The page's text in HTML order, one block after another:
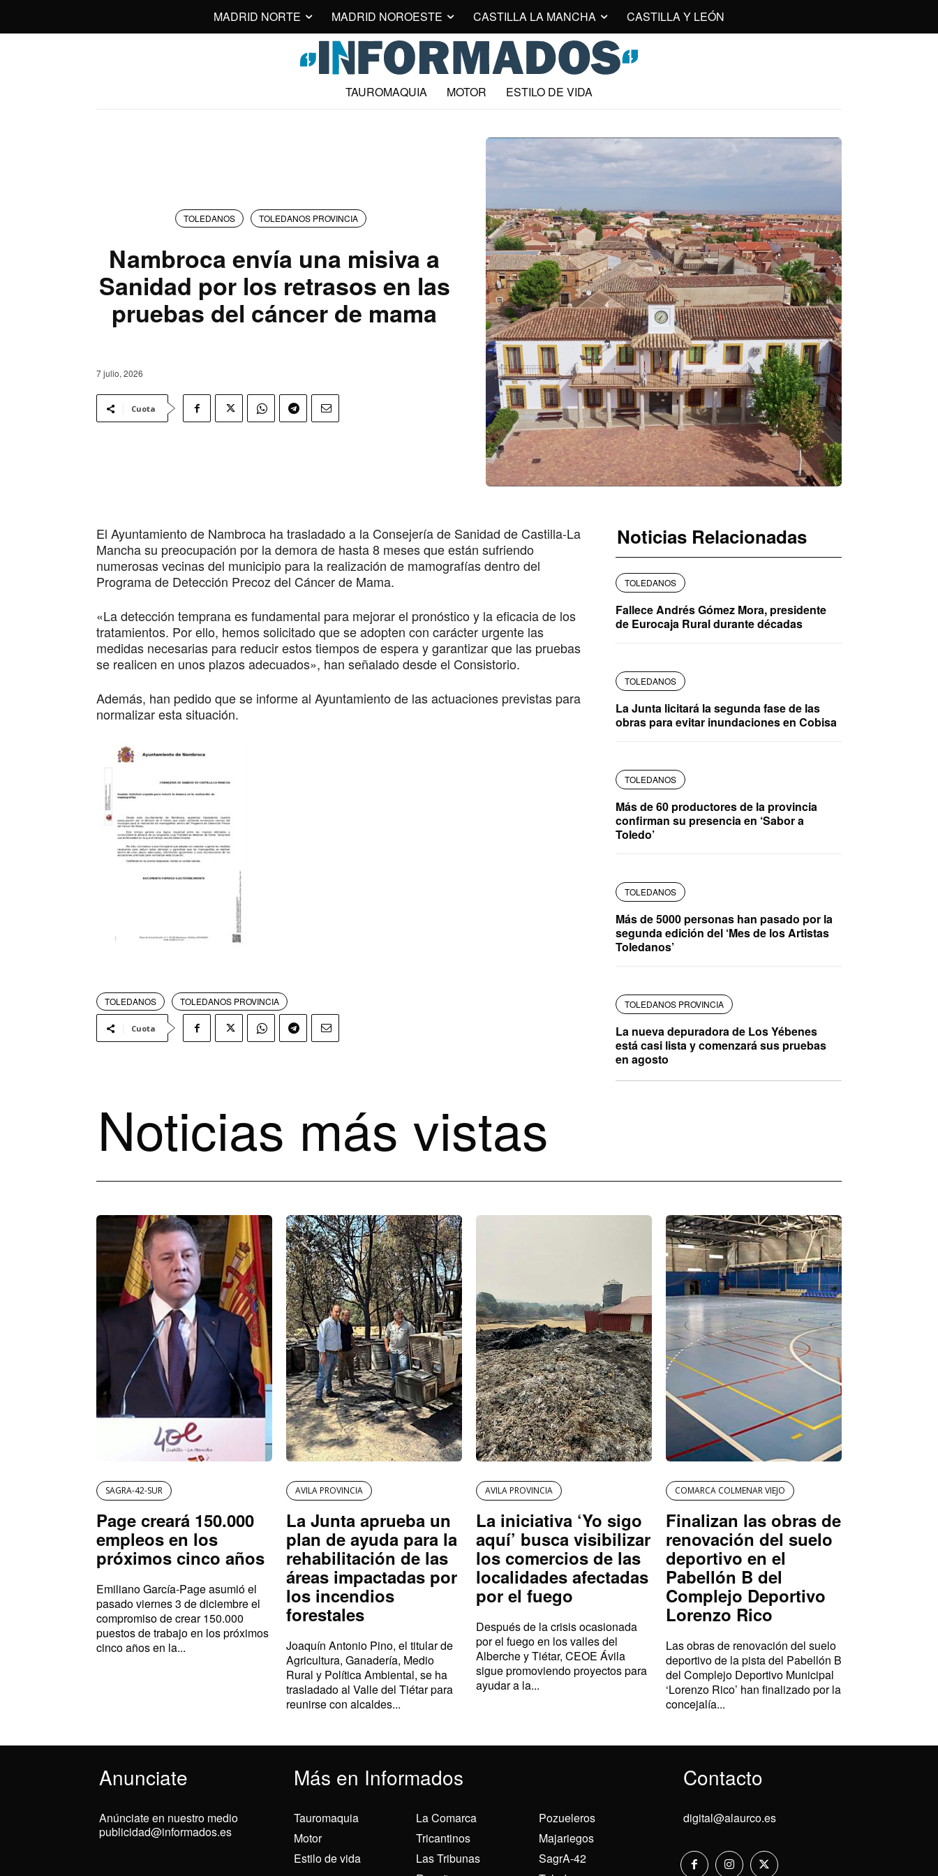
MADRID NORTE MADRID NOROESTE CASTILLA LA MANCHA CASTILLA Y LEÓN
TAUROMAQUIA MOTOR ESTILO DE VIDA
TOLEDANOS TOLEDANOS PROVINCIA
Nambroca envía una misiva a
Sanidad por los retrasos en las
pruebas del cáncer de mama
7 julio, 2026
Cuota
El Ayuntamiento de Nambroca ha trasladado a la Consejería de Sanidad de Castilla-La
Mancha su preocupación por la demora de hasta 8 meses que están sufriendo
numerosas vecinas del municipio para la realización de mamografías dentro del
Programa de Detección Precoz del Cáncer de Mama.
«La detección temprana es fundamental para mejorar el pronóstico y la eficacia de los
tratamientos. Por ello, hemos solicitado que se adopten con carácter urgente las
medidas necesarias para reducir estos tiempos de espera y garantizar que las pruebas
se realicen en unos plazos adecuados», han señalado desde el Consistorio.
Además, han pedido que se informe al Ayuntamiento de las actuaciones previstas para
normalizar esta situación.
TOLEDANOS TOLEDANOS PROVINCIA
Cuota
Noticias Relacionadas
TOLEDANOS
Fallece Andrés Gómez Mora, presidente
de Eurocaja Rural durante décadas
TOLEDANOS
La Junta licitará la segunda fase de las
obras para evitar inundaciones en Cobisa
TOLEDANOS
Más de 60 productores de la provincia
confirman su presencia en ‘Sabor a
Toledo’
TOLEDANOS
Más de 5000 personas han pasado por la
segunda edición del ‘Mes de los Artistas
Toledanos’
TOLEDANOS PROVINCIA
La nueva depuradora de Los Yébenes
está casi lista y comenzará sus pruebas
en agosto
Noticias más vistas
SAGRA-42-SUR
Page creará 150.000
empleos en los
próximos cinco años
Emiliano García-Page asumió el
pasado viernes 3 de diciembre el
compromiso de crear 150.000
puestos de trabajo en los próximos
cinco años en la...
AVILA PROVINCIA
La Junta aprueba un
plan de ayuda para la
rehabilitación de las
áreas impactadas por
los incendios
forestales
Joaquín Antonio Pino, el titular de
Agricultura, Ganadería, Medio
Rural y Política Ambiental, se ha
trasladado al Valle del Tiétar para
reunirse con alcaldes...
AVILA PROVINCIA
La iniciativa ‘Yo sigo
aquí’ busca visibilizar
los comercios de las
localidades afectadas
por el fuego
Después de la crisis ocasionada
por el fuego en los valles del
Alberche y Tiétar, CEOE Ávila
sigue promoviendo proyectos para
ayudar a la...
COMARCA COLMENAR VIEJO
Finalizan las obras de
renovación del suelo
deportivo en el
Pabellón B del
Complejo Deportivo
Lorenzo Rico
Las obras de renovación del suelo
deportivo de la pista del Pabellón B
del Complejo Deportivo Municipal
‘Lorenzo Rico’ han finalizado por la
concejalía...
Anunciate Más en Informados Contacto
Anúnciate en nuestro medio
publicidad@informados.es
Tauromaquia
Motor
Estilo de vida
La Comarca
Tricantinos
Las Tribunas
Pozueleros
Majariegos
SagrA-42
digital@alaurco.es